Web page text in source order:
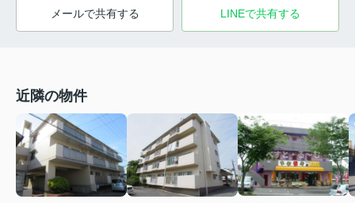
メールで共有する LINEで共有する
近隣の物件